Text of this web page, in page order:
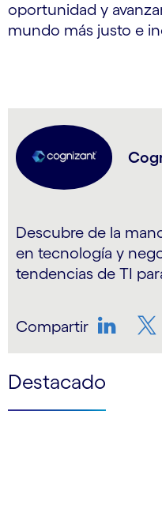
oportunidad y
mundo más justo e
Descubre de la
en tecnología y
tendencias de TI
Compartir
Destacado